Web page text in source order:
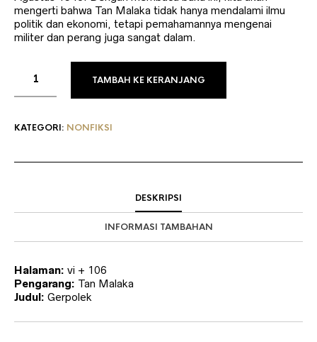
mengerti bahwa Tan Malaka tidak hanya mendalami ilmu
politik dan ekonomi, tetapi pemahamannya mengenai
militer dan perang juga sangat dalam.
TAMBAH KE KERANJANG
KATEGORI: NONFIKSI
DESKRIPSI
INFORMASI TAMBAHAN
Halaman: vi + 106
Pengarang: Tan Malaka
Judul: Gerpolek